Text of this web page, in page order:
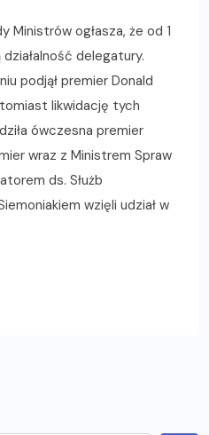
Ministrów ogłasza, że od 1
delegatury.
podjął premier Donald
likwidację tych
ówczesna premier
wraz z Ministrem Spraw
ds. Służb
wzięli udział w